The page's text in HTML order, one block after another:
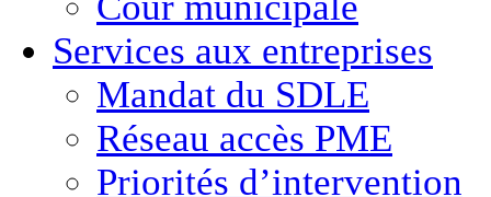
Services aux entreprises
Mandat du SDLE
Réseau accès PME
Priorités d’intervention